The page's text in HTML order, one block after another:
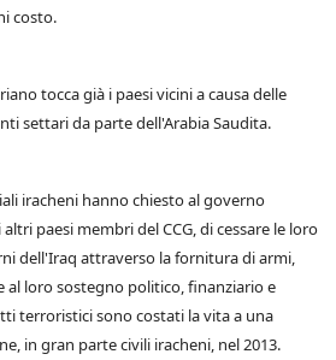
costo.
tocca già i paesi vicini a causa delle
settari da parte dell'Arabia Saudita.
iracheni hanno chiesto al governo
paesi membri del CCG, di cessare le loro
dell'Iraq attraverso la fornitura di armi,
al loro sostegno politico, finanziario e
terroristici sono costati la vita a una
in gran parte civili iracheni, nel 2013.